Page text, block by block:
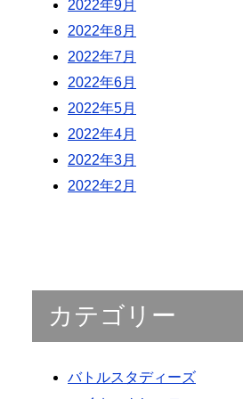
2022年9月
2022年8月
2022年7月
2022年6月
2022年5月
2022年4月
2022年3月
2022年2月
カテゴリー
バトルスタディーズ